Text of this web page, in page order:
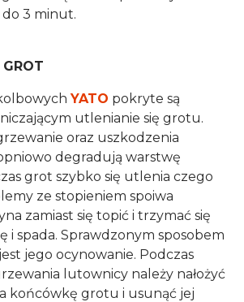
3 minut.
YATO pokryte są
utlenianie się grotu.
oraz uszkodzenia
degradują warstwę
grot szybko się utlenia czego
ze stopieniem spoiwa
zamiast się topić i trzymać się
i spada. Sprawdzonym sposobem
jego ocynowanie. Podczas
lutownicy należy nałożyć
końcówkę grotu i usunąć jej